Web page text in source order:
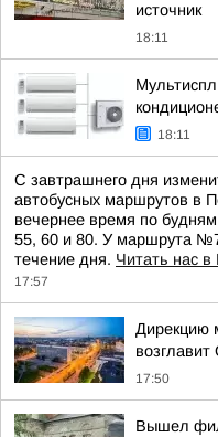
источник
18:11
18:11
С завтрашнего дня
автобусных маршрутов в
вечернее время по
55, 60 и 80. У маршрута
течение дня. Читать нас в
17:57
Дирекцию
17:50
Вышел